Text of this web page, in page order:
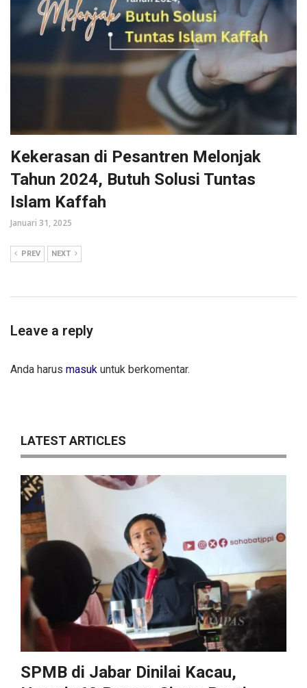
Kekerasan di Pesantren Melonjak
Tahun 2024, Butuh Solusi Tuntas
Islam Kaffah
Januari 31, 2025
PREV NEXT
Leave a reply
Anda harus masuk untuk berkomentar.
LATEST ARTICLES
SPMB di Jabar Dinilai Kacau,